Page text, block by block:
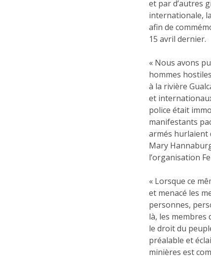
et par d’autres
internationale,
afin de
15 avril dernier.
« Nous avons
hommes
à la rivière
et
police était
manifestants
armés hurlaient
Mary
l’organisation
« Lorsque ce
et menacé les
personnes,
là, les membres
le droit du
préalable et
minières est